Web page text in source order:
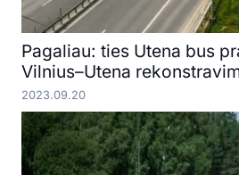
Pagaliau: ties Utena bus
Vilnius–Utena
2023.09.20